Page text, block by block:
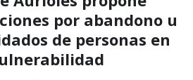
por abandono u
de personas en